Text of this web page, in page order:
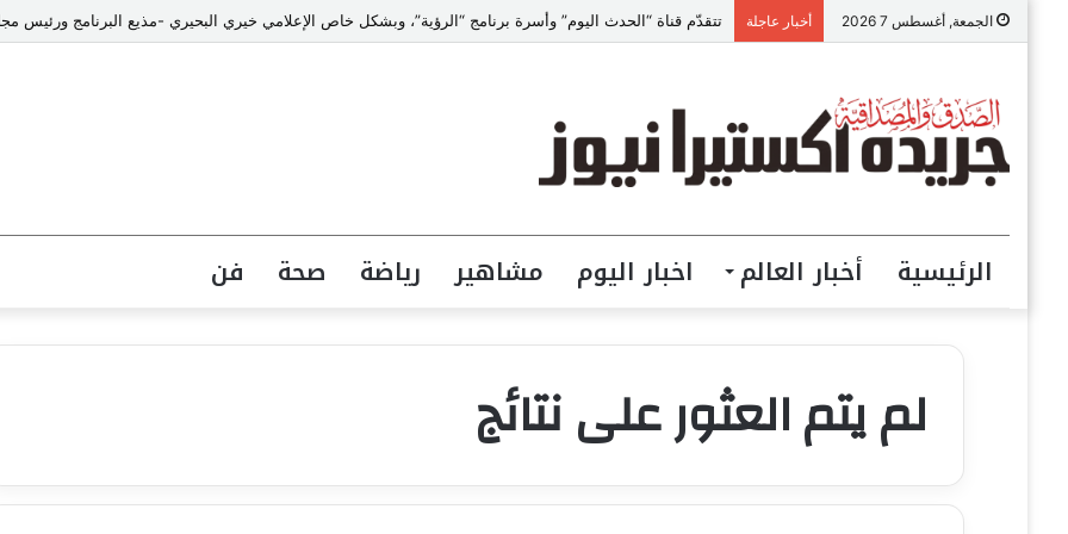
الجمعة, أغسطس 7 2026 أخبار عاجلة
الرئيسية أخبار العالم اخبار اليوم مشاهير رياضة صحة فن
لم يتم العثور على نتائج